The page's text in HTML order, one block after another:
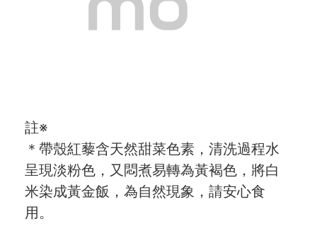
註※
＊帶殼紅藜含天然甜菜色素，清洗過程水
呈現淡粉色，又悶煮易轉為黃褐色，將白
米染成黃金飯，為自然現象，請安心食
用。